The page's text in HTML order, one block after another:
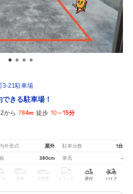
3-21駐車場
きる駐車場！
から 784m 徒歩 10～15分
外形式 屋外 駐車台数 1台
380cm 車高 -
ス SUV 大型車 トラック 原付 バイク